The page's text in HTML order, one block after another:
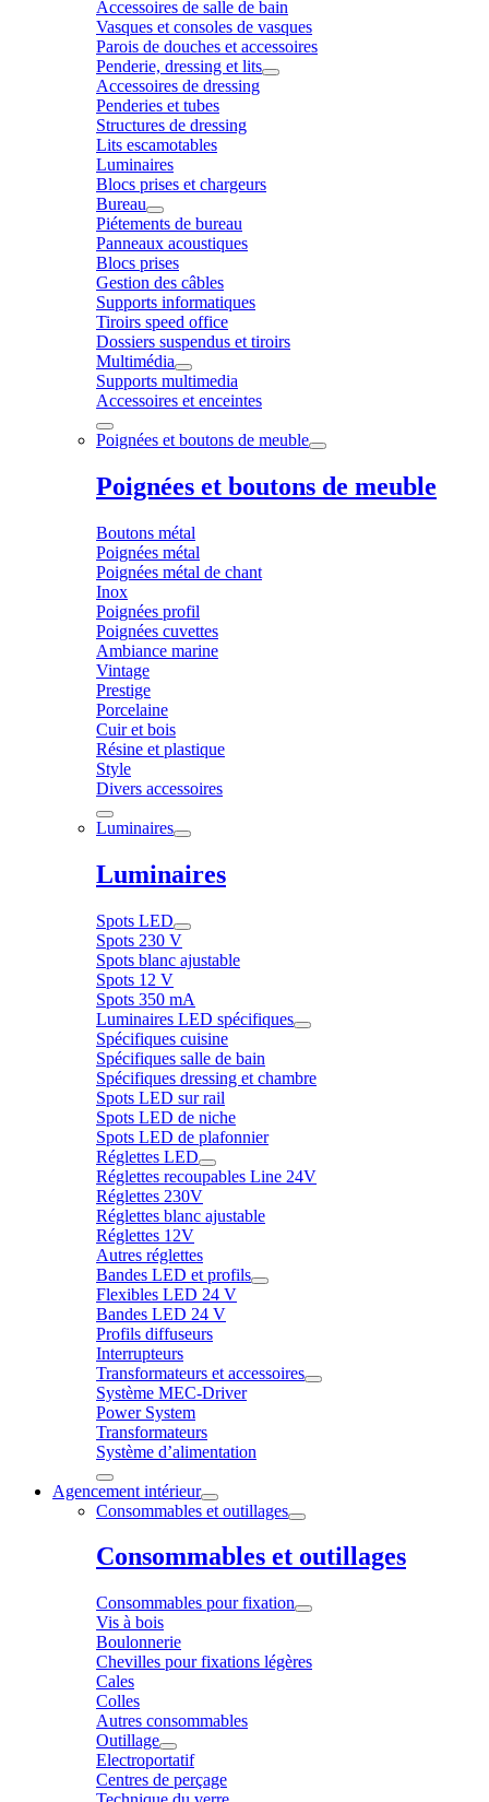
Accessoires de salle de bain
Vasques et consoles de vasques
Parois de douches et accessoires
Penderie, dressing et lits
Accessoires de dressing
Penderies et tubes
Structures de dressing
Lits escamotables
Luminaires
Blocs prises et chargeurs
Bureau
Piétements de bureau
Panneaux acoustiques
Blocs prises
Gestion des câbles
Supports informatiques
Tiroirs speed office
Dossiers suspendus et tiroirs
Multimédia
Supports multimedia
Accessoires et enceintes
Poignées et boutons de meuble
Poignées et boutons de meuble
Boutons métal
Poignées métal
Poignées métal de chant
Inox
Poignées profil
Poignées cuvettes
Ambiance marine
Vintage
Prestige
Porcelaine
Cuir et bois
Résine et plastique
Style
Divers accessoires
Luminaires
Luminaires
Spots LED
Spots 230 V
Spots blanc ajustable
Spots 12 V
Spots 350 mA
Luminaires LED spécifiques
Spécifiques cuisine
Spécifiques salle de bain
Spécifiques dressing et chambre
Spots LED sur rail
Spots LED de niche
Spots LED de plafonnier
Réglettes LED
Réglettes recoupables Line 24V
Réglettes 230V
Réglettes blanc ajustable
Réglettes 12V
Autres réglettes
Bandes LED et profils
Flexibles LED 24 V
Bandes LED 24 V
Profils diffuseurs
Interrupteurs
Transformateurs et accessoires
Système MEC-Driver
Power System
Transformateurs
Système d’alimentation
Agencement intérieur
Consommables et outillages
Consommables et outillages
Consommables pour fixation
Vis à bois
Boulonnerie
Chevilles pour fixations légères
Cales
Colles
Autres consommables
Outillage
Electroportatif
Centres de perçage